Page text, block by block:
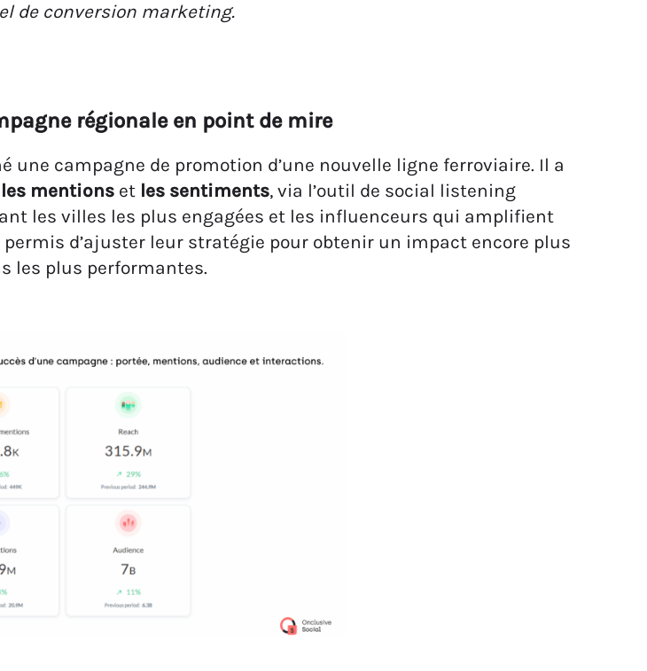
de conversion marketing.
régionale en point de mire
une campagne de promotion d’une nouvelle ligne ferroviaire. Il a
les mentions et les sentiments, via l’outil de social listening
les villes les plus engagées et les influenceurs qui amplifient
permis d’ajuster leur stratégie pour obtenir un impact encore plus
les plus performantes.